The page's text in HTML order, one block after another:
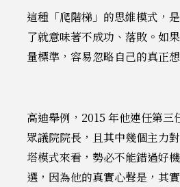
這種「爬階梯」的思維模式，
了就意味著不成功、落敗。如
量標準，容易忽略自己的真正
高迪舉例，2015 年他連任第三
眾議院院長，且其中幾個主力
塔模式來看，勢必不能錯過好
選，因為他的真實心聲是，其